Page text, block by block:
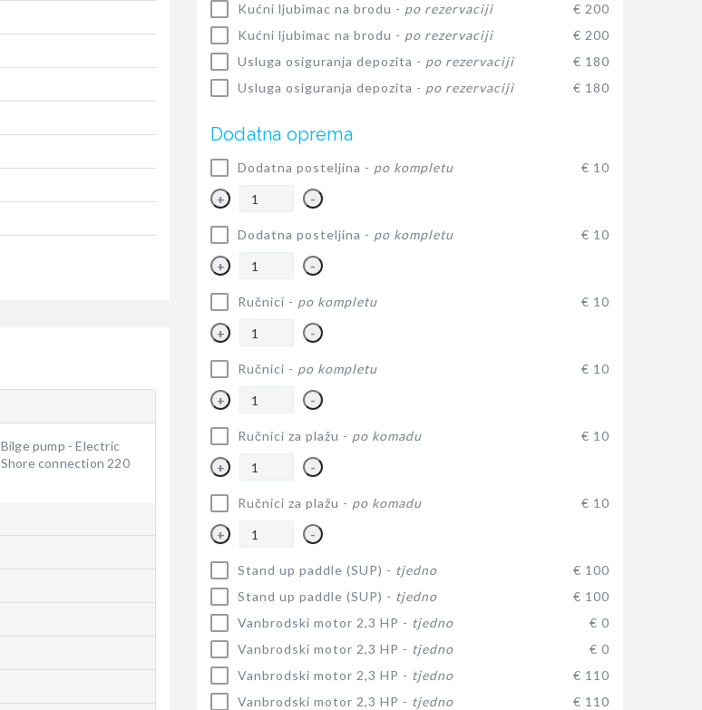
Bilge pump - Electric
Shore connection 220
Kućni ljubimac na brodu - po rezervaciji
€ 200
Kućni ljubimac na brodu - po rezervaciji
€ 200
Usluga osiguranja depozita - po rezervaciji
€ 180
Usluga osiguranja depozita - po rezervaciji € 180
Dodatna oprema
Dodatna posteljina - po kompletu € 10
+ -
Dodatna posteljina - po kompletu € 10
+ -
Ručnici - po kompletu € 10
+ -
Ručnici - po kompletu € 10
+ -
Ručnici za plažu - po komadu € 10
+ -
Ručnici za plažu - po komadu € 10
+ -
Stand up paddle (SUP) - tjedno
€ 100
Stand up paddle (SUP) - tjedno
€ 100
Vanbrodski motor 2,3 HP - tjedno
€ 0
Vanbrodski motor 2,3 HP - tjedno
€ 0
Vanbrodski motor 2,3 HP - tjedno
€ 110
Vanbrodski motor 2,3 HP - tjedno € 110